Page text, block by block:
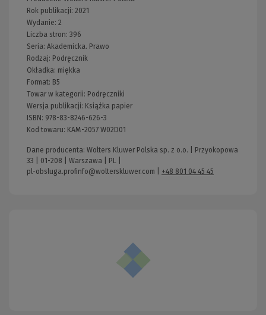
Rok publikacji: 2021
Wydanie: 2
Liczba stron: 396
Seria: Akademicka. Prawo
Rodzaj: Podręcznik
Okładka: miękka
Format: B5
Towar w kategorii: Podręczniki
Wersja publikacji: Książka papier
ISBN: 978-83-8246-626-3
Kod towaru: KAM-2057 W02D01
Dane producenta: Wolters Kluwer Polska sp. z o.o. | Przyokopowa
33 | 01-208 | Warszawa | PL |
pl-obsluga.profinfo@wolterskluwer.com
+48 801 04 45 45